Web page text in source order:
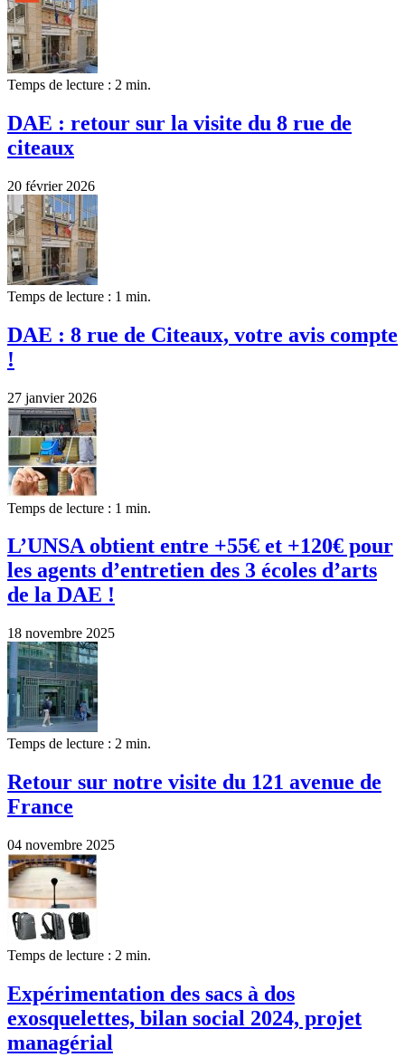
Temps de lecture : 2 min.
DAE : retour sur la visite du 8 rue de
citeaux
20 février 2026
Temps de lecture : 1 min.
DAE : 8 rue de Citeaux, votre avis compte
!
27 janvier 2026
Temps de lecture : 1 min.
L’UNSA obtient entre +55€ et +120€ pour
les agents d’entretien des 3 écoles d’arts
de la DAE !
18 novembre 2025
Temps de lecture : 2 min.
Retour sur notre visite du 121 avenue de
France
04 novembre 2025
Temps de lecture : 2 min.
Expérimentation des sacs à dos
exosquelettes, bilan social 2024, projet
managérial